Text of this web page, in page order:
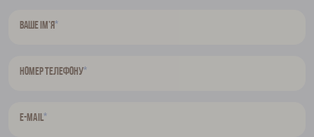
Ваше ім’я*
Номер телефону*
E-mail*